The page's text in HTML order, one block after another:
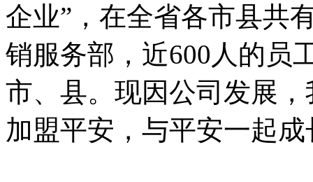
企业”，在全省各市县共
销服务部，近600人的员
市、县。现因公司发展
加盟平安，与平安一起